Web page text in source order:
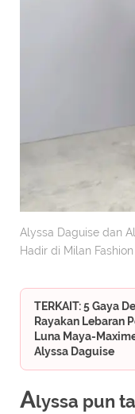
Alyssa Daguise dan
Hadir di Milan
TERKAIT: 5 Gaya
Rayakan Lebaran
Luna Maya-
Alyssa Daguise
Alyssa pun